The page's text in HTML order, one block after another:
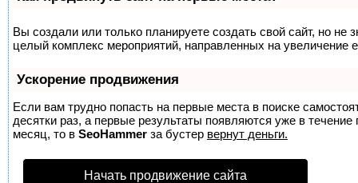
Вы создали или только планируете создать свой сайт, но не
целый комплекс мероприятий, направленных на увеличение
Ускорение продвижения
Если вам трудно попасть на первые места в поиске
десятки раз, а первые результаты появляются уже в
месяц, то в SeoHammer за бустер вернут деньги.
Начать продвижение сайта